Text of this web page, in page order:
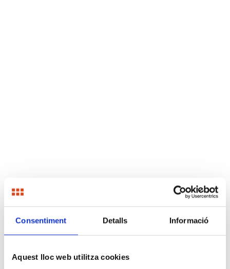
Consentiment Detalls Informació
Aquest lloc web utilitza cookies